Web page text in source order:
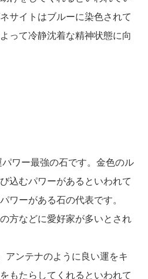
サイトはブルーに染色されて
って冷静沈着な精神状態に向
ワー最強の石です。金色のル
込むパワーがあるといわれて
ワーがある石の代表です。
方などに愛好家が多いとされ
アンテナのように良い運をキ
もたらしてくれるといわれて